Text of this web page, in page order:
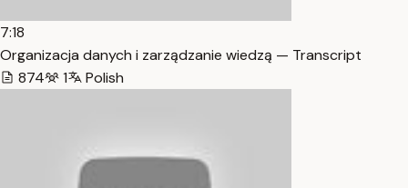
7:18
Organizacja danych i zarządzanie wiedzą — Transcript
874
1 Polish